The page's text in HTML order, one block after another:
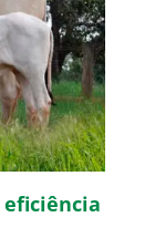
eficiência